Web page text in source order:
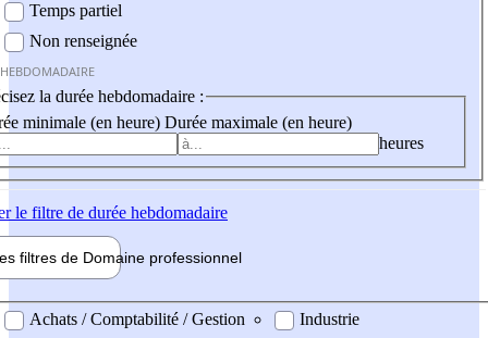
Temps partiel
Non renseignée
la durée hebdomadaire :
minimale (en heure) Durée maximale (en heure)
heures
le filtre de durée hebdomadaire
filtres de Domaine professionnel
professionel
Achats / Comptabilité / Gestion
Industrie